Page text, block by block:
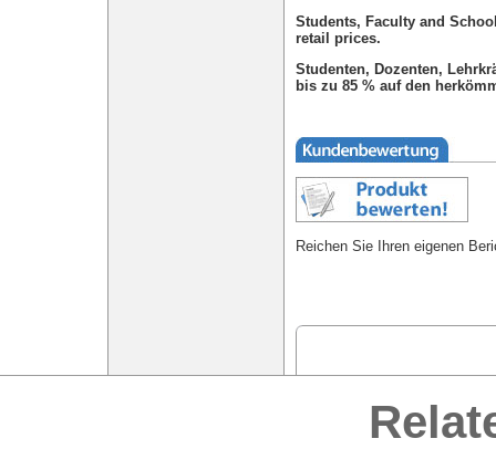
Students, Faculty and
retail prices.
Studenten, Dozenten,
bis zu 85 % auf den
Reichen Sie Ihren eigenen